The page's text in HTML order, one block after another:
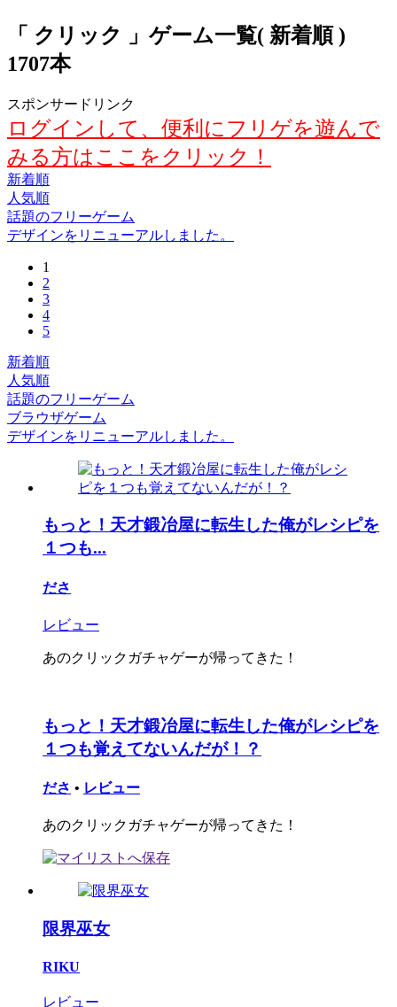
「 クリック 」ゲーム一覧( 新着順 )
1707本
スポンサードリンク
ログインして、便利にフリゲを遊んで
みる方はここをクリック！
新着順
人気順
話題のフリーゲーム
デザインをリニューアルしました。
1
2
3
4
5
新着順
人気順
話題のフリーゲーム
ブラウザゲーム
デザインをリニューアルしました。
もっと！天才鍛冶屋に転生した俺がレシピを
１つも...
ださ
レビュー
あのクリックガチャゲーが帰ってきた！
もっと！天才鍛冶屋に転生した俺がレシピを
１つも覚えてないんだが！？
ださ • レビュー
あのクリックガチャゲーが帰ってきた！
限界巫女
RIKU
レビュー